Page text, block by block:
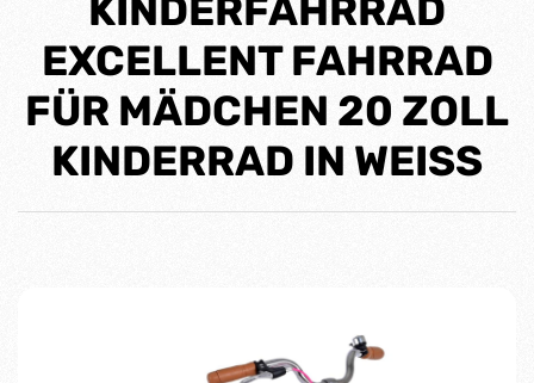
KINDERFAHRRAD
EXCELLENT FAHRRAD
FÜR MÄDCHEN 20 ZOLL
KINDERRAD IN WEISS